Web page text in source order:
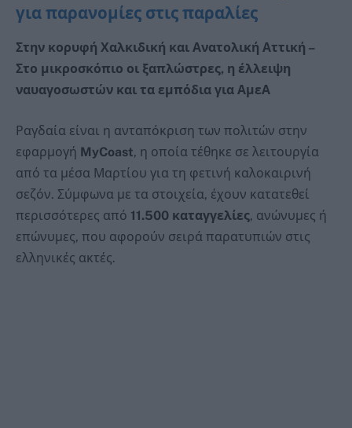
για παρανομίες στις παραλίες
Στην κορυφή Χαλκιδική και Ανατολική Αττική –
Στο μικροσκόπιο οι ξαπλώστρες, η έλλειψη
ναυαγοσωστών και τα εμπόδια για ΑμεΑ
Ραγδαία είναι η ανταπόκριση των πολιτών στην
εφαρμογή MyCoast, η οποία τέθηκε σε λειτουργία
από τα μέσα Μαρτίου για τη φετινή καλοκαιρινή
σεζόν. Σύμφωνα με τα στοιχεία, έχουν κατατεθεί
περισσότερες από 11.500 καταγγελίες, ανώνυμες ή
επώνυμες, που αφορούν σειρά παρατυπιών στις
ελληνικές ακτές.